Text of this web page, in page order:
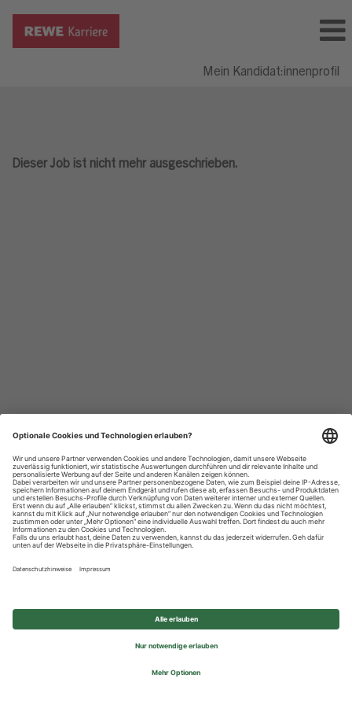
Mein Kandidat:innenprofil
Dieser Job ist nicht mehr ausgeschrieben.
Datenschutzhinweise
Impressum
Privatsphäre-Einstellungen
© 2026 REWE Group - All rights reserved